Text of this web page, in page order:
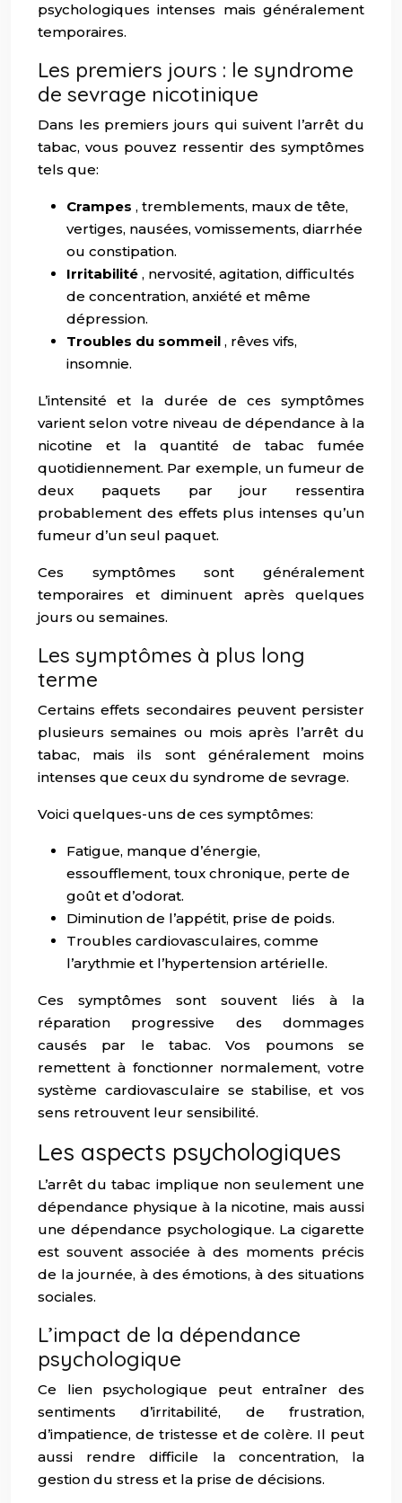
psychologiques intenses mais généralement
temporaires.
Les premiers jours : le syndrome
de sevrage nicotinique
Dans les premiers jours qui suivent l’arrêt du
tabac, vous pouvez ressentir des symptômes
tels que:
Crampes , tremblements, maux de tête,
vertiges, nausées, vomissements, diarrhée
ou constipation.
Irritabilité , nervosité, agitation, difficultés
de concentration, anxiété et même
dépression.
Troubles du sommeil , rêves vifs,
insomnie.
L’intensité et la durée de ces symptômes
varient selon votre niveau de dépendance à la
nicotine et la quantité de tabac fumée
quotidiennement. Par exemple, un fumeur de
deux paquets par jour ressentira
probablement des effets plus intenses qu’un
fumeur d’un seul paquet.
Ces symptômes sont généralement
temporaires et diminuent après quelques
jours ou semaines.
Les symptômes à plus long
terme
Certains effets secondaires peuvent persister
plusieurs semaines ou mois après l’arrêt du
tabac, mais ils sont généralement moins
intenses que ceux du syndrome de sevrage.
Voici quelques-uns de ces symptômes:
Fatigue, manque d’énergie,
essoufflement, toux chronique, perte de
goût et d’odorat.
Diminution de l’appétit, prise de poids.
Troubles cardiovasculaires, comme
l’arythmie et l’hypertension artérielle.
Ces symptômes sont souvent liés à la
réparation progressive des dommages
causés par le tabac. Vos poumons se
remettent à fonctionner normalement, votre
système cardiovasculaire se stabilise, et vos
sens retrouvent leur sensibilité.
Les aspects psychologiques
L’arrêt du tabac implique non seulement une
dépendance physique à la nicotine, mais aussi
une dépendance psychologique. La cigarette
est souvent associée à des moments précis
de la journée, à des émotions, à des situations
sociales.
L’impact de la dépendance
psychologique
Ce lien psychologique peut entraîner des
sentiments d’irritabilité, de frustration,
d’impatience, de tristesse et de colère. Il peut
aussi rendre difficile la concentration, la
gestion du stress et la prise de décisions.